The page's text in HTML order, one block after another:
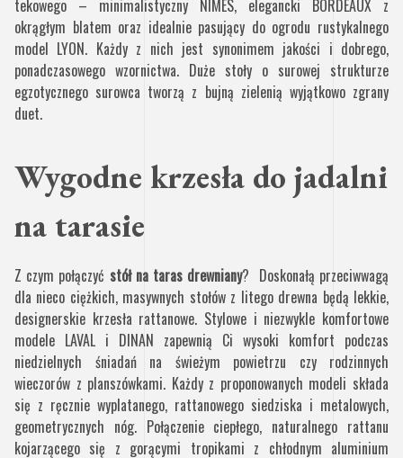
tekowego – minimalistyczny NIMES, elegancki BORDEAUX z
okrągłym blatem oraz idealnie pasujący do ogrodu rustykalnego
model LYON. Każdy z nich jest synonimem jakości i dobrego,
ponadczasowego wzornictwa. Duże stoły o surowej strukturze
egzotycznego surowca tworzą z bujną zielenią wyjątkowo zgrany
duet.
Wygodne krzesła do jadalni
na tarasie
Z czym połączyć stół na taras drewniany? Doskonałą przeciwwagą
dla nieco ciężkich, masywnych stołów z litego drewna będą lekkie,
designerskie krzesła rattanowe. Stylowe i niezwykle komfortowe
modele LAVAL i DINAN zapewnią Ci wysoki komfort podczas
niedzielnych śniadań na świeżym powietrzu czy rodzinnych
wieczorów z planszówkami. Każdy z proponowanych modeli składa
się z ręcznie wyplatanego, rattanowego siedziska i metalowych,
geometrycznych nóg. Połączenie ciepłego, naturalnego rattanu
kojarzącego się z gorącymi tropikami z chłodnym aluminium